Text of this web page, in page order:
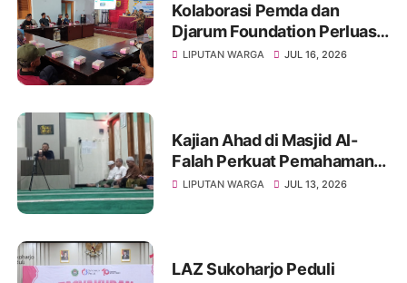
Kolaborasi Pemda dan
Djarum Foundation Perluas
Akses Sanitasi Layak di
LIPUTAN WARGA JUL 16, 2026
Kajian Ahad di Masjid Al-
Falah Perkuat Pemahaman
Sunnah dan Tingkatkan
LIPUTAN WARGA JUL 13, 2026
LAZ Sukoharjo Peduli